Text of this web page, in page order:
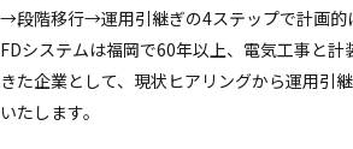
→段階移行→運用引継ぎの4ステップで計画的
FDシステムは福岡で60年以上、電気工事と計
きた企業として、現状ヒアリングから運用引
いたします。